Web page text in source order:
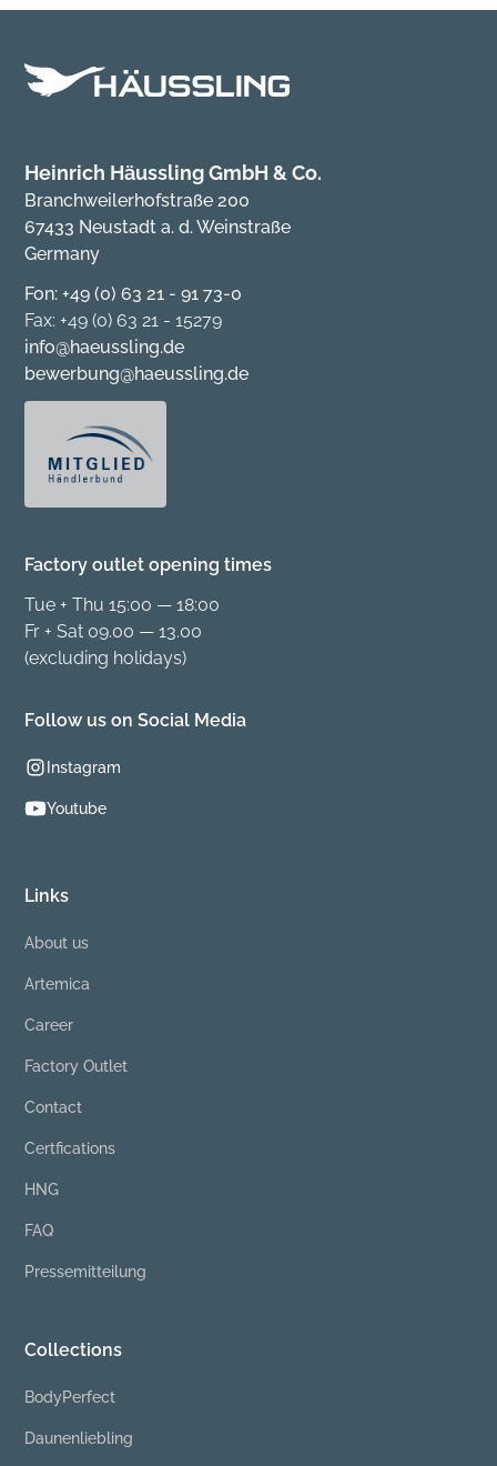
Heinrich Häussling GmbH & Co.
Branchweilerhofstraße 200
67433 Neustadt a. d. Weinstraße
Germany
Fon: +49 (0) 63 21 - 91 73-0
Fax: +49 (0) 63 21 - 15279
info@haeussling.de
bewerbung@haeussling.de
Factory outlet opening times
Tue + Thu 15:00 — 18:00
Fr + Sat 09.00 — 13.00
(excluding holidays)
Follow us on Social Media
Instagram
Youtube
Links
About us
Artemica
Career
Factory Outlet
Contact
Certfications
HNG
FAQ
Pressemitteilung
Collections
BodyPerfect
Daunenliebling